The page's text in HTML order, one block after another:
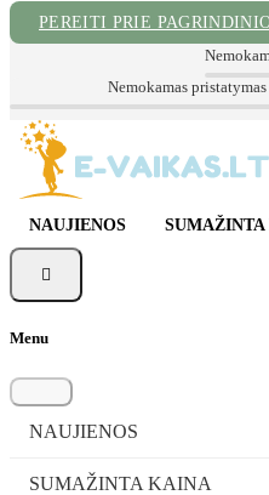
PEREITI PRIE
Greitas
NAUJIENOS

Menu
NAUJIENOS
SUMAŽINTA KAINA